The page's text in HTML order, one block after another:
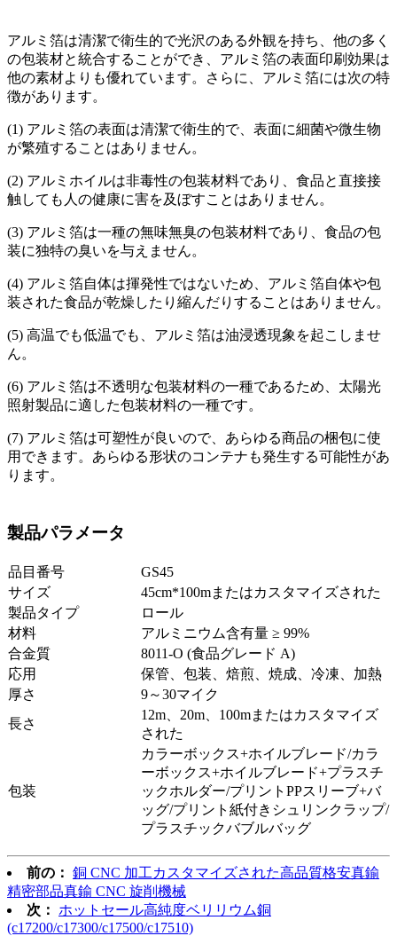
アルミ箔は清潔で衛生的で光沢のある外観を持ち、他の多く
の包装材と統合することができ、アルミ箔の表面印刷効果は
他の素材よりも優れています。さらに、アルミ箔には次の特
徴があります。
(1) アルミ箔の表面は清潔で衛生的で、表面に細菌や微生物
が繁殖することはありません。
(2) アルミホイルは非毒性の包装材料であり、食品と直接接
触しても人の健康に害を及ぼすことはありません。
(3) アルミ箔は一種の無味無臭の包装材料であり、食品の包
装に独特の臭いを与えません。
(4) アルミ箔自体は揮発性ではないため、アルミ箔自体や包
装された食品が乾燥したり縮んだりすることはありません。
(5) 高温でも低温でも、アルミ箔は油浸透現象を起こしませ
ん。
(6) アルミ箔は不透明な包装材料の一種であるため、太陽光
照射製品に適した包装材料の一種です。
(7) アルミ箔は可塑性が良いので、あらゆる商品の梱包に使
用できます。あらゆる形状のコンテナも発生する可能性があ
ります。
製品パラメータ
品目番号
GS45
サイズ
45cm*100mまたはカスタマイズされた
製品タイプ
ロール
材料
アルミニウム含有量 ≥ 99%
合金質
8011-O (食品グレード A)
応用
保管、包装、焙煎、焼成、冷凍、加熱
厚さ
9～30マイク
長さ
12m、20m、100mまたはカスタマイズ
された
包装
カラーボックス+ホイルブレード/カラ
ーボックス+ホイルブレード+プラスチ
ックホルダー/プリントPPスリーブ+バ
ッグ/プリント紙付きシュリンクラップ/
プラスチックバブルバッグ
前の： 銅 CNC 加工カスタマイズされた高品質格安真鍮
精密部品真鍮 CNC 旋削機械
次：
ホットセール高純度ベリリウム銅
(c17200/c17300/c17500/c17510)